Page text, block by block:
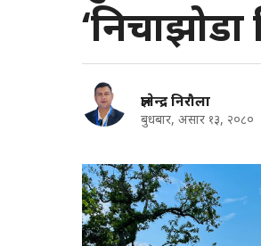
‘निचाझोडा
ज्ञानेन्द्र निरौला
बुधबार, असार १३, २०८०